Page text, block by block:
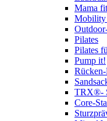
Mama
Mobility
Pilates
Pilates
Pump it!
TRX®-
Core-